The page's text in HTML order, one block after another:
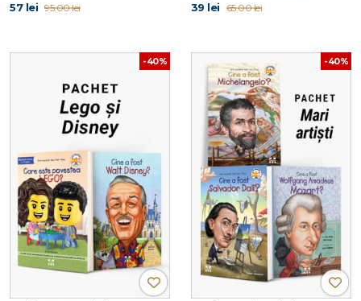
57 lei 95.00 lei 39 lei 65.00 lei
-40% -40%